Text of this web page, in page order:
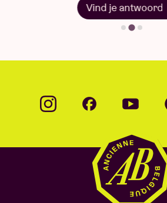
Vind je antwoord